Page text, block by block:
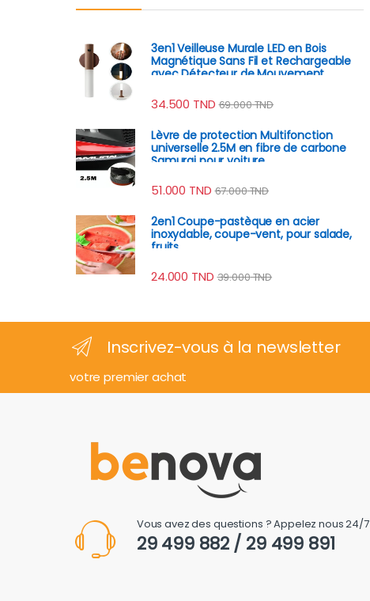
3en1 Veilleuse Murale LED en Bois
Magnétique Sans Fil et Rechargeable
avec Détecteur de Mouvement
34.500 TND 69.000TND
Lèvre de protection Multifonction
universelle 2.5M en fibre de carbone
Samurai pour voiture
51.000 TND 67.000TND
2en1 Coupe-pastèque en acier
inoxydable, coupe-vent, pour salade,
fruits
24.000 TND 39.000TND
Inscrivez-vous à la newsletter
votre premier achat
Vous avez des questions ? Appelez nous 24/7
29 499 882 / 29 499 891